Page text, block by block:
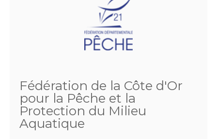
Fédération de la Côte d'Or
pour la Pêche et la
Protection du Milieu
Aquatique